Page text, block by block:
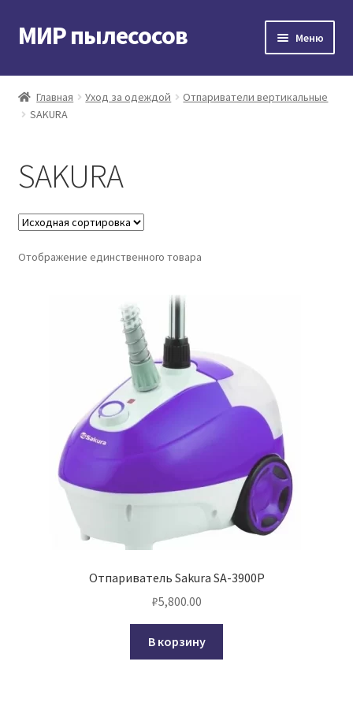
Перейти
к
Перейти
к
МИР пылесосов Меню
Главная
Мой аккаунт
Главная Уход за одеждой
Отпариватели вертикальные
SAKURA
SAKURA
Отображение единственного товара
Отпариватель Sakura SA-3900P
₽5,800.00
В корзину